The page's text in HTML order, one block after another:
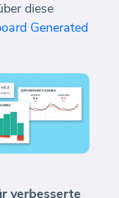
diese
Generated
verbesserte